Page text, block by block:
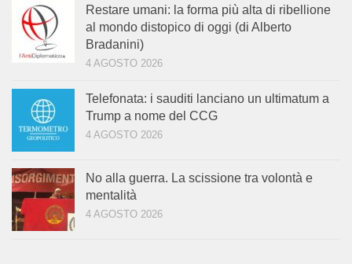
Restare umani: la forma più alta di ribellione
al mondo distopico di oggi (di Alberto
Bradanini)
4 AGOSTO 2026
Telefonata: i sauditi lanciano un ultimatum a
Trump a nome del CCG
4 AGOSTO 2026
No alla guerra. La scissione tra volontà e
mentalità
4 AGOSTO 2026